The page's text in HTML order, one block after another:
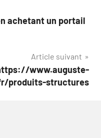
achetant un portail
Article suivant
www.auguste-
produits-structures